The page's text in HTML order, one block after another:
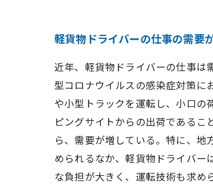
軽貨物ドライバーの仕事の需要
近年、軽貨物ドライバーの仕事は
型コロナウイルスの感染症対策に
や小型トラックを運転し、小口の
ピングサイトからの出荷である
ら、需要が増している。特に、
められるなか、軽貨物ドライバ
な負担が大きく、運転技術も求